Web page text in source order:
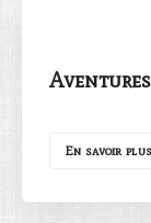
En savoir plus